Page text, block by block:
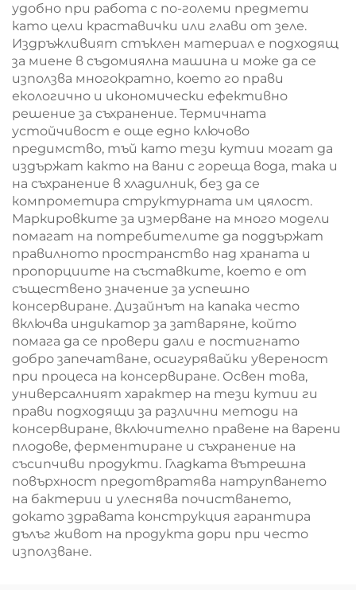
удобно при работа с по-големи предмети
като цели краставички или глави от зеле.
Издръжливият стъклен материал е подходящ
за миене в съдомиялна машина и може да се
използва многократно, което го прави
екологично и икономически ефективно
решение за съхранение. Термичната
устойчивост е още едно ключово
предимство, тъй като тези кутии могат да
издържат както на вани с гореща вода, така и
на съхранение в хладилник, без да се
компрометира структурната им цялост.
Маркировките за измерване на много модели
помагат на потребителите да поддържат
правилното пространство над храната и
пропорциите на съставките, което е от
съществено значение за успешно
консервиране. Дизайнът на капака често
включва индикатор за затваряне, който
помага да се провери дали е постигнато
добро запечатване, осигурявайки увереност
при процеса на консервиране. Освен това,
универсалният характер на тези кутии ги
прави подходящи за различни методи на
консервиране, включително правене на варени
плодове, ферментиране и съхранение на
съсипчиви продукти. Гладката вътрешна
повърхност предотвратява натрупването
на бактерии и улеснява почистването,
докато здравата конструкция гарантира
дълъг живот на продукта дори при често
използване.